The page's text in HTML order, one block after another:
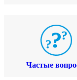
Частые